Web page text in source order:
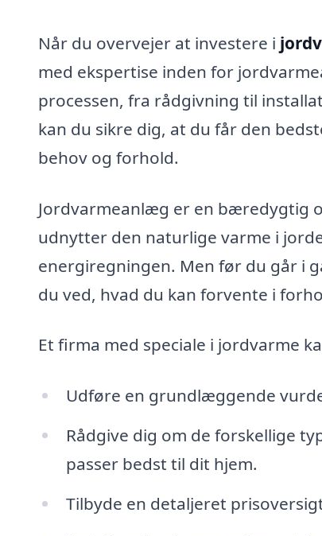
Når du overvejer at investere i
med ekspertise inden for
processen, fra rådgivning til
kan du sikre dig, at du får den
behov og forhold.
Jordvarmeanlæg er en bæredygtig
udnytter den naturlige varme i
energiregningen. Men før du går i
du ved, hvad du kan forvente i
Et firma med speciale i jordvarme
Udføre en grundlæggende
Rådgive dig om de forskellige
passer bedst til dit hjem.
Tilbyde en detaljeret